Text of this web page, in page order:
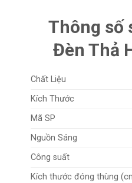
Thông số
Đèn Thả
Chất Liệu
Kích Thước
Mã SP
Nguồn Sáng
Công suất
Kích thước đóng thùng